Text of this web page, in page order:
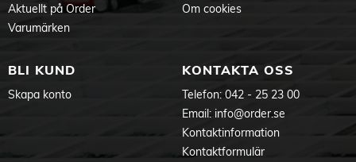
Aktuellt på Order
Varumärken
Om cookies
BLI KUND
Skapa konto
KONTAKTA OSS
Telefon: 042 - 25 23 00
Email: info@order.se
Kontaktinformation
Kontaktformulär